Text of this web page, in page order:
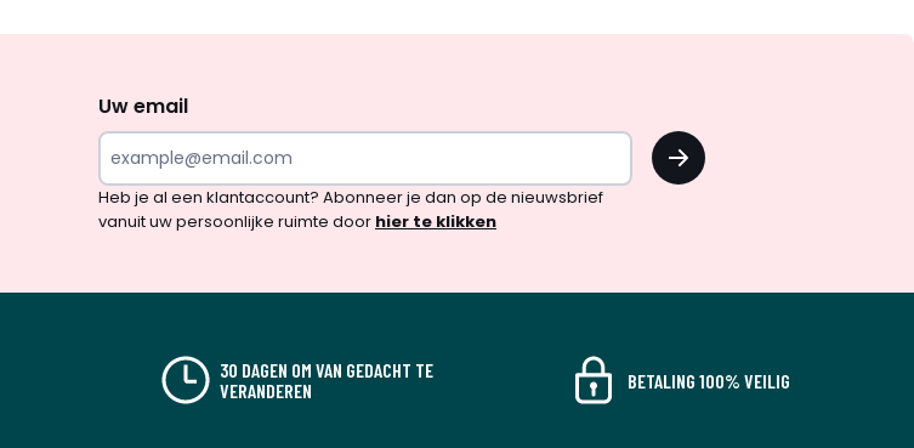
naar
inspiratie
en
verrassingen?
Uw email
OK
Heb je al een klantaccount? Abonneer je dan op de nieuwsbrief
vanuit uw persoonlijke ruimte door hier te klikken
30 DAGEN OM VAN GEDACHT TE
VERANDEREN
BETALING 100% VEILIG